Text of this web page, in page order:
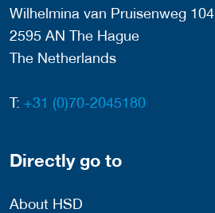
Wilhelmina van Pruisenweg 104
2595 AN The Hague
The Netherlands
T: +31 (0)70-2045180
Directly go to
About HSD